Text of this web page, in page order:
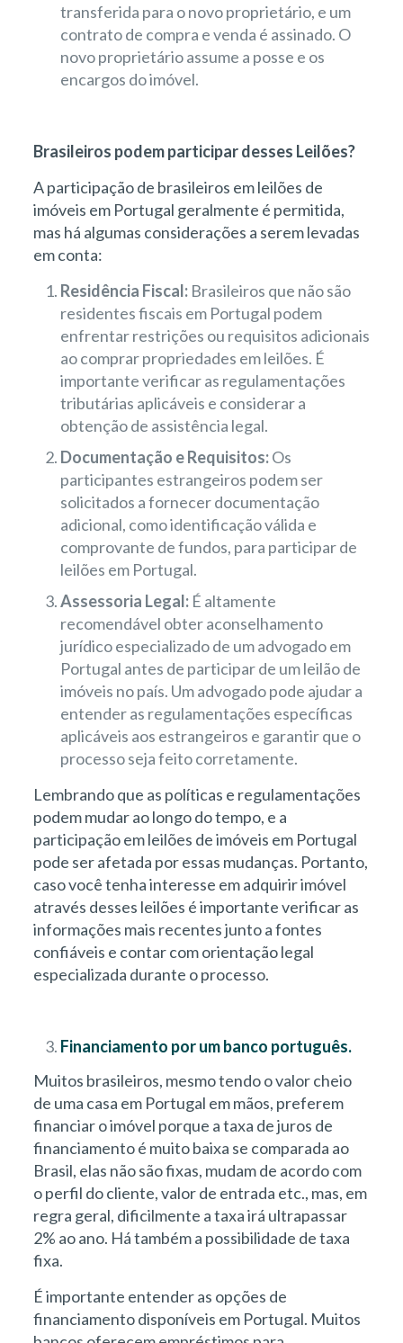
transferida para o novo proprietário, e um
contrato de compra e venda é assinado. O
novo proprietário assume a posse e os
encargos do imóvel.
Brasileiros podem participar desses Leilões?
A participação de brasileiros em leilões de
imóveis em Portugal geralmente é permitida,
mas há algumas considerações a serem levadas
em conta:
Residência Fiscal:Brasileiros que não são
residentes fiscais em Portugal podem
enfrentar restrições ou requisitos adicionais
ao comprar propriedades em leilões. É
importante verificar as regulamentações
tributárias aplicáveis e considerar a
obtenção de assistência legal.
Documentação e Requisitos:Os
participantes estrangeiros podem ser
solicitados a fornecer documentação
adicional, como identificação válida e
comprovante de fundos, para participar de
leilões em Portugal.
Assessoria Legal:É altamente
recomendável obter aconselhamento
jurídico especializado de um advogado em
Portugal antes de participar de um leilão de
imóveis no país. Um advogado pode ajudar a
entender as regulamentações específicas
aplicáveis aos estrangeiros e garantir que o
processo seja feito corretamente.
Lembrando que as políticas e regulamentações
podem mudar ao longo do tempo, e a
participação em leilões de imóveis em Portugal
pode ser afetada por essas mudanças. Portanto,
caso você tenha interesse em adquirir imóvel
através desses leilões é importante verificar as
informações mais recentes junto a fontes
confiáveis e contar com orientação legal
especializada durante o processo.
Financiamento por um banco português.
Muitos brasileiros, mesmo tendo o valor cheio
de uma casa em Portugal em mãos, preferem
financiar o imóvel porque a taxa de juros de
financiamento é muito baixa se comparada ao
Brasil, elas não são fixas, mudam de acordo com
o perfil do cliente, valor de entrada etc., mas, em
regra geral, dificilmente a taxa irá ultrapassar
2% ao ano. Há também a possibilidade de taxa
fixa.
É importante entender as opções de
financiamento disponíveis em Portugal. Muitos